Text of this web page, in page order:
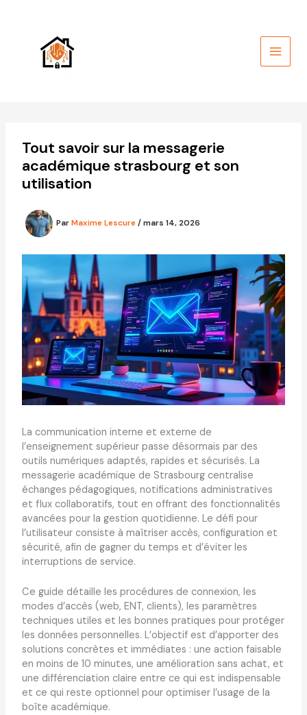
Tout savoir sur la messagerie
académique strasbourg et son
utilisation
ParMaxime Lescure /mars 14, 2026
La communication interne et externe de
l’enseignement supérieur passe désormais par des
outils numériques adaptés, rapides et sécurisés. La
messagerie académique de Strasbourg centralise
échanges pédagogiques, notifications administratives
et flux collaboratifs, tout en offrant des fonctionnalités
avancées pour la gestion quotidienne. Le défi pour
l’utilisateur consiste à maîtriser accès, configuration et
sécurité, afin de gagner du temps et d’éviter les
interruptions de service.
Ce guide détaille les procédures de connexion, les
modes d’accès (web, ENT, clients), les paramètres
techniques utiles et les bonnes pratiques pour protéger
les données personnelles. L’objectif est d’apporter des
solutions concrètes et immédiates : une action faisable
en moins de 10 minutes, une amélioration sans achat, et
une différenciation claire entre ce qui est indispensable
et ce qui reste optionnel pour optimiser l’usage de la
boîte académique.